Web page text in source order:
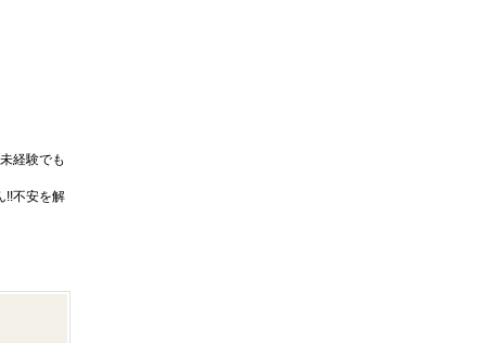
経験でも
!!不安を解